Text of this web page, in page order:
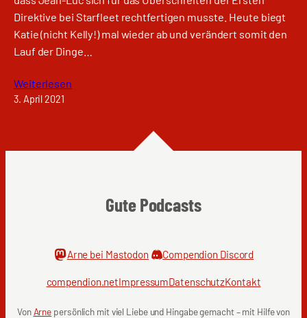
Direktive bei Starfleet rechtfertigen musste. Heute biegt
Katie (nicht Kelly!) mal wieder ab und verändert somit den
Lauf der Dinge…
Weiterlesen
3. April 2021
Gute Podcasts
Arne bei Mastodon Compendion Discord
compendion.netImpressumDatenschutzKontakt
VonArne persönlich mit viel Liebe und Hingabe gemacht – mit Hilfe von